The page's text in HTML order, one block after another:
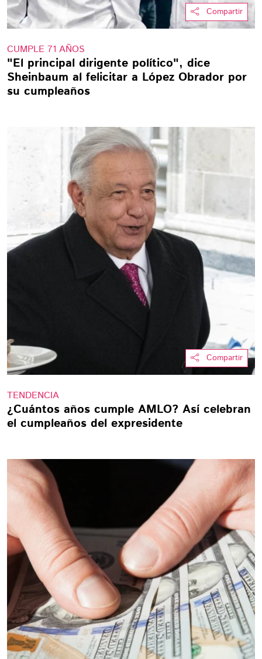
Compartir
CUMPLE 71 AÑOS
"El principal dirigente político", dice
Sheinbaum al felicitar a López Obrador por
su cumpleaños
Compartir
TENDENCIA
¿Cuántos años cumple AMLO? Así celebran
el cumpleaños del expresidente